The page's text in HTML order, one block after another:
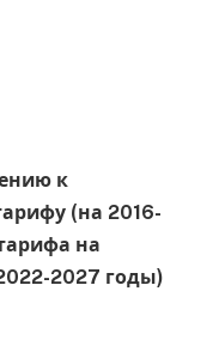
к
(на 2016-
на
2027 годы)